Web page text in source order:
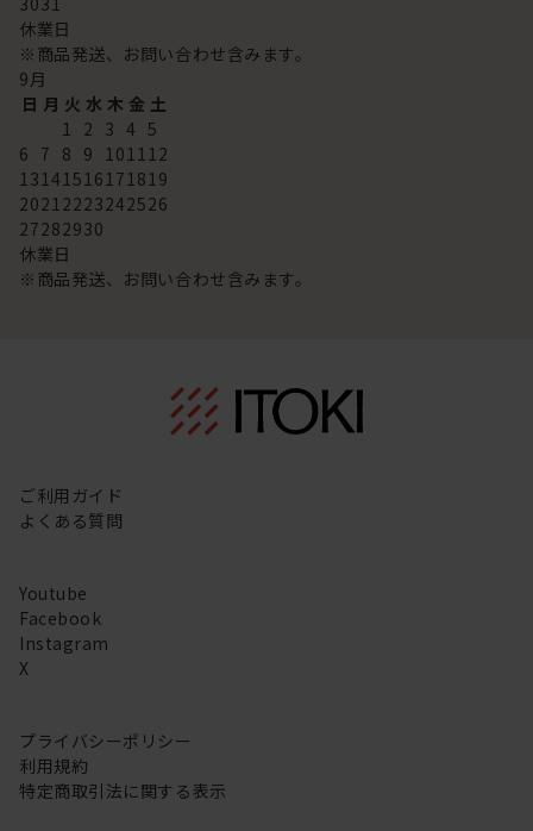
休業日
※商品発送、お問い合わせ含みます。
9月
日 月 火 水 木 金 土
1 2 3 4 5
6 7 8 9 101112
13141516171819
20212223242526
27282930
休業日
※商品発送、お問い合わせ含みます。
ご利用ガイド
よくある質問
Youtube
Facebook
Instagram
X
プライバシーポリシー
利用規約
特定商取引法に関する表示